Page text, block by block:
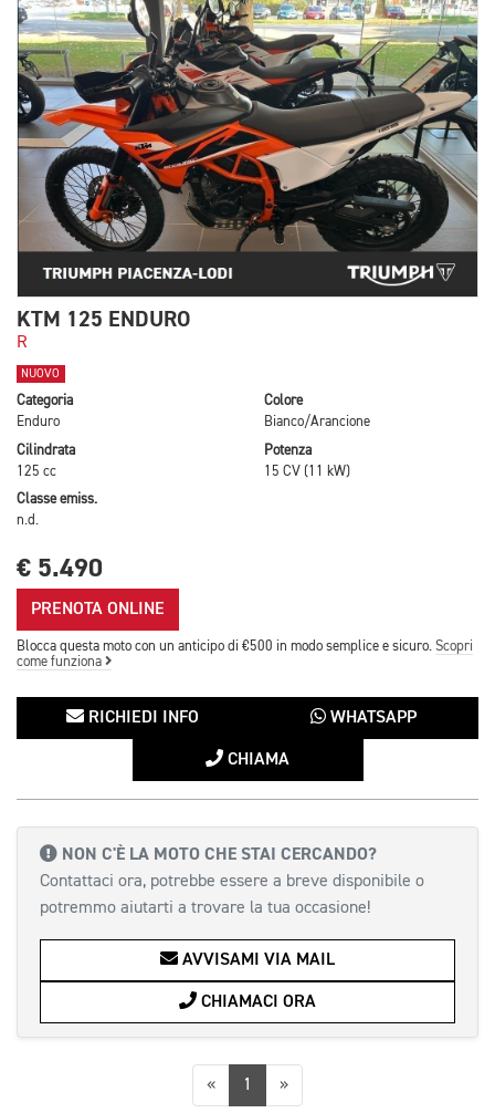
KTM 125 ENDURO
R
NUOVO
Categoria
Enduro
Colore
Bianco/Arancione
Cilindrata
125 cc
Potenza
15 CV (11 kW)
Classe emiss.
n.d.
€ 5.490
PRENOTA ONLINE
Blocca questa moto con un anticipo di €500 in modo semplice e sicuro. Scopri
come funziona
RICHIEDI INFO WHATSAPP
CHIAMA
NON C'È LA MOTO CHE STAI CERCANDO?
Contattaci ora, potrebbe essere a breve disponibile o
potremmo aiutarti a trovare la tua occasione!
AVVISAMI VIA MAIL
CHIAMACI ORA
«Precedente
1 »Successiva